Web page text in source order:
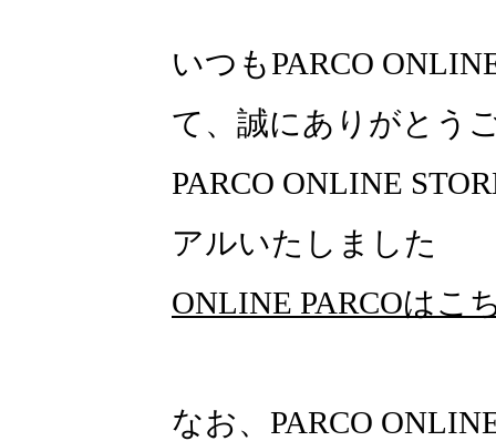
いつもPARCO
て、誠にありがとう
PARCO ONLINE
アルいたしました
ONLINE PARCOはこ
なお、PARCO